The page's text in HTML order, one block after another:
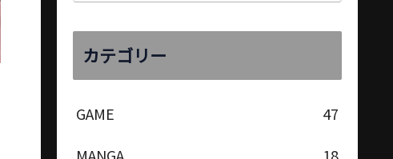
カテゴリー
GAME
47